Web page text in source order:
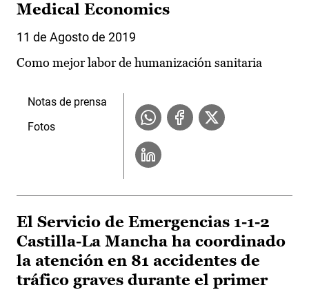
Medical Economics
11 de Agosto de 2019
Como mejor labor de humanización sanitaria
Notas de prensa
Fotos
El Servicio de Emergencias 1-1-2
Castilla-La Mancha ha coordinado
la atención en 81 accidentes de
tráfico graves durante el primer